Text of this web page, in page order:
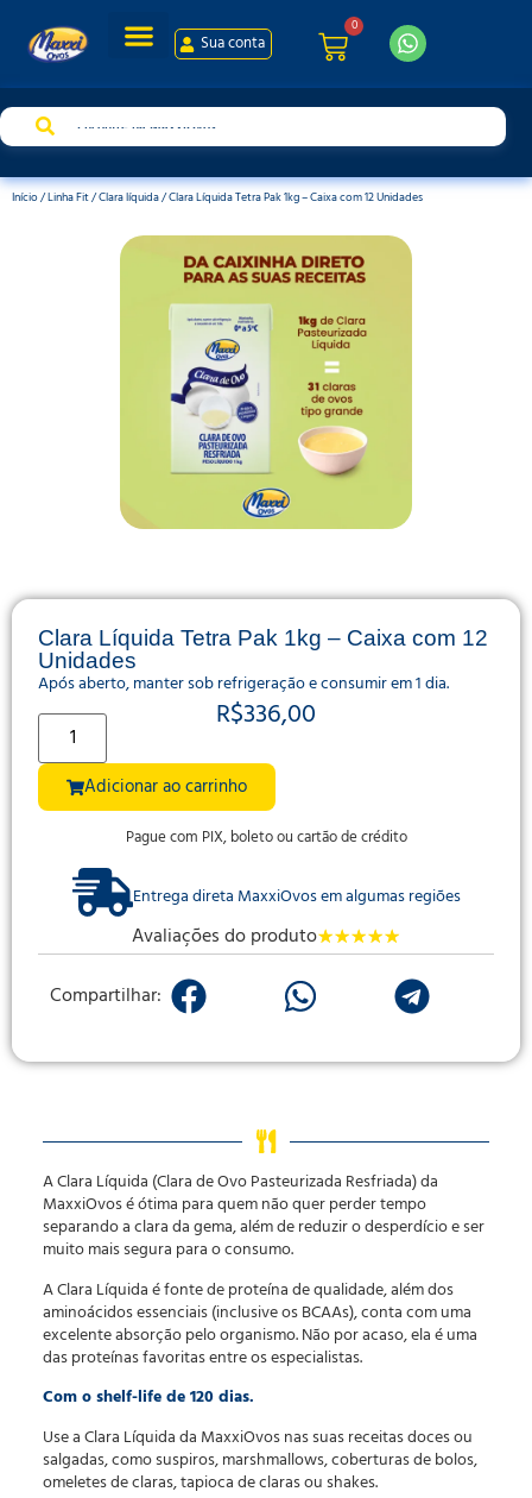
Sua conta
0
Início/Linha Fit/Clara líquida/ Clara Líquida Tetra Pak 1kg – Caixa com 12 Unidades
A Clara Líquida (Clara de Ovo Pasteurizada Resfriada) da
MaxxiOvos é ótima para quem não quer perder tempo
separando a clara da gema, além de reduzir o desperdício e ser
muito mais segura para o consumo.
A Clara Líquida é fonte de proteína de qualidade, além dos
aminoácidos essenciais (inclusive os BCAAs), conta com uma
excelente absorção pelo organismo. Não por acaso, ela é uma
das proteínas favoritas entre os especialistas.
Com o shelf-life de 120 dias.
Use a Clara Líquida da MaxxiOvos nas suas receitas doces ou
salgadas, como suspiros, marshmallows, coberturas de bolos,
omeletes de claras, tapioca de claras ou shakes.
Clara Líquida Tetra Pak 1kg – Caixa com 12
Unidades
Após aberto, manter sob refrigeração e consumir em 1 dia.
R$336,00
Adicionar ao carrinho
Pague com PIX, boleto ou cartão de crédito
Entrega direta MaxxiOvos em algumas regiões
Avaliações do produto★★★★★
Compartilhar: